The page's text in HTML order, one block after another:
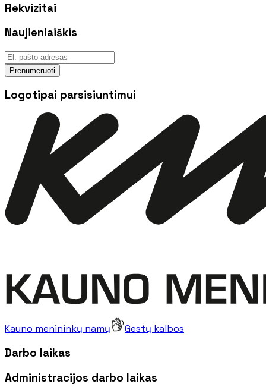
Rekvizitai
Naujienlaiškis
Prenumeruoti
Logotipai parsisiuntimui
Kauno menininkų namų Gestų kalbos
Darbo laikas
Administracijos darbo laikas